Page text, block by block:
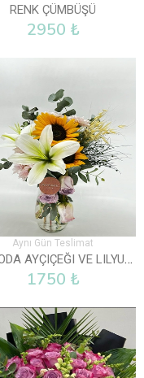
RENK ÇÜMBÜŞÜ
2950 ₺
Aynı Gün Teslimat
VAZODA AYÇIÇEĞI VE LILYUM
1750 ₺